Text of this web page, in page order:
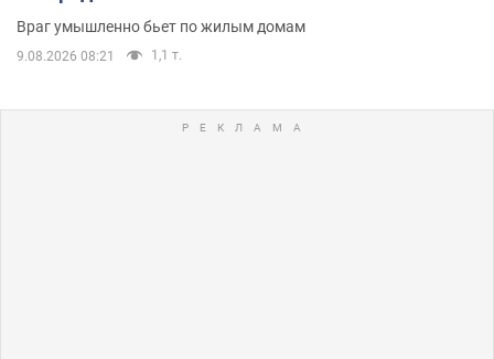
Враг умышленно бьет по жилым домам
9.08.2026 08:21 1,1 т.